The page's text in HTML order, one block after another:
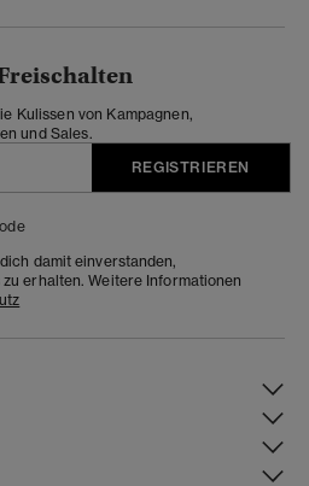
Kulissen von Kampagnen,
und Sales.
REGISTRIEREN
damit einverstanden,
erhalten. Weitere Informationen